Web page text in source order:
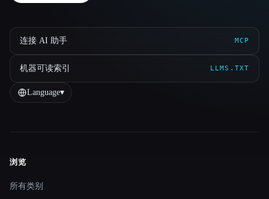
连接 AI 助手 MCP
机器可读索引 LLMS.TXT
Language▾
Site navigation
浏览
所有类别